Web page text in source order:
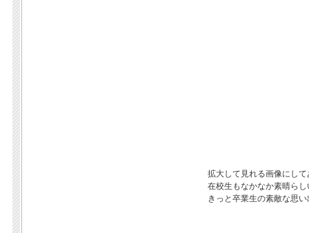
拡大して見れる画像にし
在校生もなかなか素晴ら
きっと卒業生の素敵な思